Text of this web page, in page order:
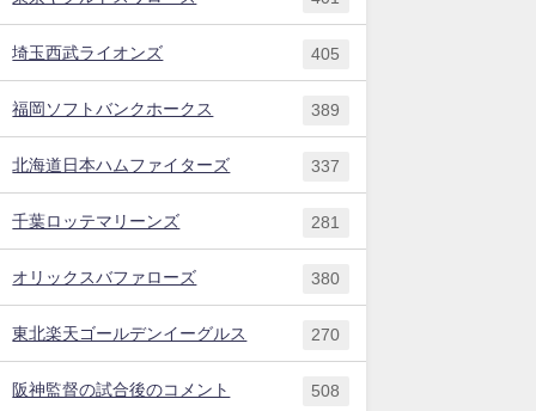
埼玉西武ライオンズ 405
福岡ソフトバンクホークス 389
北海道日本ハムファイターズ 337
千葉ロッテマリーンズ 281
オリックスバファローズ 380
東北楽天ゴールデンイーグルス 270
阪神監督の試合後のコメント 508